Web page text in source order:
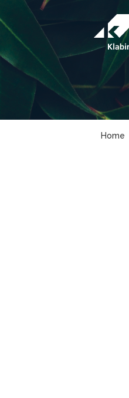
Saltar al contenido principal
Home